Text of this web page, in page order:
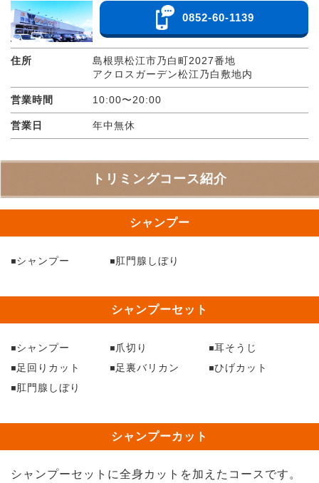
0852-60-1139
住所
島根県松江市乃白町2027番地
アクロスガーデン松江乃白敷地内
営業時間 10:00〜20:00
営業日 年中無休
トリミングコース紹介
シャンプー
シャンプー 肛門腺しぼり
シャンプーセット
シャンプー 爪切り
耳そうじ
足回りカット
足裏バリカン
ひげカット
肛門腺しぼり
シャンプーカット
シャンプーセットに全身カットを加えたコースです。